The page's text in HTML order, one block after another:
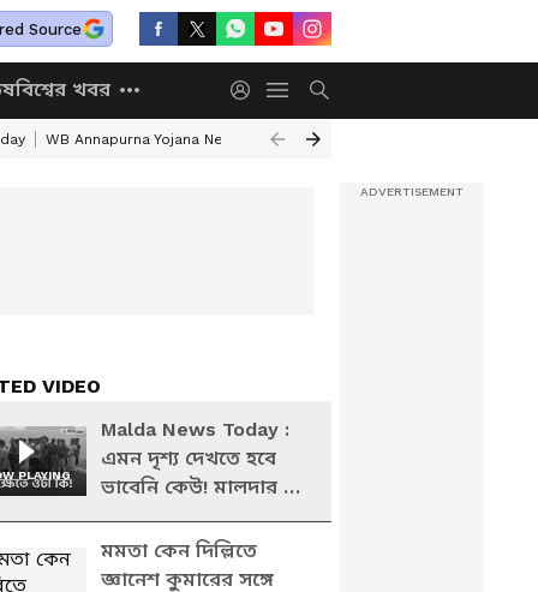
Source
বিশ্বের খবর
WB Annapurna Yojana New Portal DA News
VIDEO
PLAYING
Malda News Today :
এমন দৃশ্য দেখতে হবে
ভাবেনি কেউ! মালদার এই
ঘটনায় তোলপাড়
মমতা কেন দিল্লিতে
জ্ঞানেশ কুমারের সঙ্গে